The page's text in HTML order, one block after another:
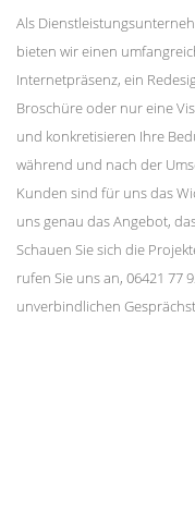
Als
bieten wir einen
Internetpräsenz, ein
Broschüre oder nur eine
und konkretisieren Ihre
während und nach der
Kunden sind für uns das
uns genau das Angebot,
Schauen Sie sich die
rufen Sie uns an, 06421 77
unverbindlichen